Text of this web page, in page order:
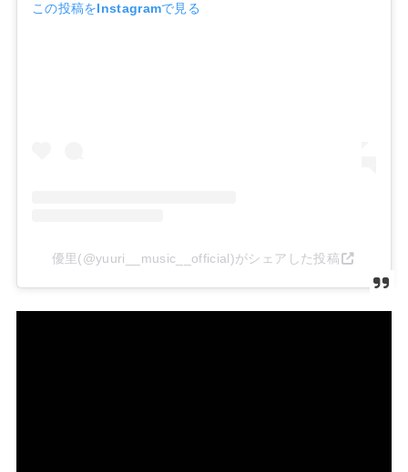
この投稿をInstagramで見る
優里(@yuuri__music__official)がシェアした投稿